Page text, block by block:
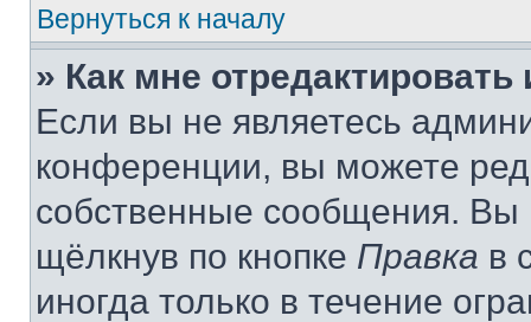
Вернуться к началу
» Как мне
Если вы не являетесь
конференции, вы можете
собственные сообщения. Вы
щёлкнув по кнопке Правка в
иногда только в течение